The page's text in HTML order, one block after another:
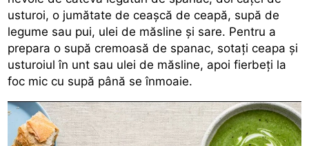
usturoi, o jumătate de ceașcă de ceapă, supă de
legume sau pui, ulei de măsline și sare. Pentru a
prepara o supă cremoasă de spanac, sotați ceapa și
usturoiul în unt sau ulei de măsline, apoi fierbeți la
foc mic cu supă până se înmoaie.